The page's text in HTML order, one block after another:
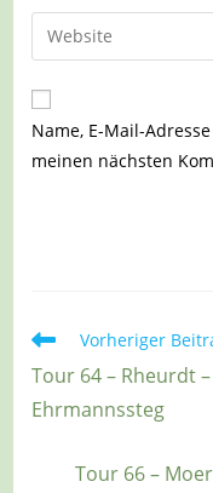
zum
Kommentieren
ein
E-
Mail-
zum
Kommentieren
ein
Gib
deine
Website-
URL
Name, E-Mail-
meinen nächsten
Weitere
ansehen
Vorheriger
Tour 64 – Rheurdt
Ehrmannssteg
Tour 66 –